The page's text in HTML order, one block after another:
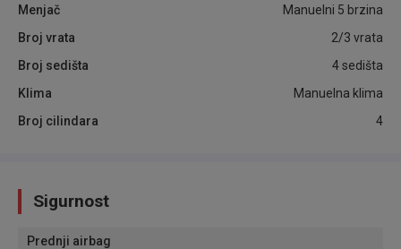
Menjač
Manuelni 5 brzina
Broj vrata
2/3 vrata
Broj sedišta
4 sedišta
Klima
Manuelna klima
Broj cilindara
4
Sigurnost
Prednji airbag